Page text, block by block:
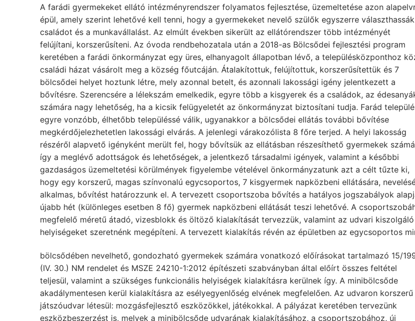
A farádi gyermekeket ellátó intézményrendszer folyamatos fejlesztése, üzemeltetése azon
épül, amely szerint lehetővé kell tenni, hogy a gyermekeket nevelő szülők egyszerre
családot és a munkavállalást. Az elmúlt években sikerült az ellátórendszer több intézményét
felújítani, korszerűsíteni. Az óvoda rendbehozatala után a 2018-as Bölcsődei fejlesztési program
keretében a farádi önkormányzat egy üres, elhanyagolt állapotban lévő, a településközponthoz
családi házat vásárolt meg a község főutcáján. Átalakítottuk, felújítottuk, korszerűsítettük és 7
bölcsődei helyet hoztunk létre, mely azonnal betelt, és azonnali lakossági igény jelentkezett a
bővítésre. Szerencsére a lélekszám emelkedik, egyre több a kisgyerek és a családok, az
számára nagy lehetőség, ha a kicsik felügyeletét az önkormányzat biztosítani tudja. Farád
egyre vonzóbb, élhetőbb településsé válik, ugyanakkor a bölcsődei ellátás további bővítése
megkérdőjelezhetetlen lakossági elvárás. A jelenlegi várakozólista 8 főre terjed. A helyi lakosság
részéről alapvető igényként merült fel, hogy bővítsük az ellátásban részesíthető gyermekek
így a meglévő adottságok és lehetőségek, a jelentkező társadalmi igények, valamint a későbbi
gazdaságos üzemeltetési körülmények figyelembe vételével önkormányzatunk azt a célt tűzte ki,
hogy egy korszerű, magas színvonalú egycsoportos, 7 kisgyermek napközbeni ellátására,
alkalmas, bővítést határozzunk el. A tervezett csoportszoba bővítés a hatályos jogszabályok
újabb hét (különleges esetben 8 fő) gyermek napközbeni ellátását teszi lehetővé. A
megfelelő méretű átadó, vizesblokk és öltöző kialakítását tervezzük, valamint az udvari kiszolgáló
helyiségeket szeretnénk megépíteni. A tervezett kialakítás révén az épületben az egycsoportos
bölcsődében nevelhető, gondozható gyermekek számára vonatkozó előírásokat tartalmazó 15/
(IV. 30.) NM rendelet és MSZE 24210-1:2012 építészeti szabványban által előírt összes feltétel
teljesül, valamint a szükséges funkcionális helyiségek kialakításra kerülnek így. A minibölcsőde
akadálymentesen kerül kialakításra az esélyegyenlőség elvének megfelelően. Az udvaron korszerű
játszóudvar létesül: mozgásfejlesztő eszközökkel, játékokkal. A pályázat keretében tervezünk
eszközbeszerzést is, melyek a minibölcsőde udvarának kialakításához, a csoportszobához, új